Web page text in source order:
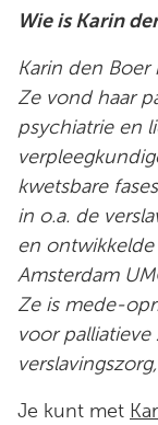
Wie is Karin
Karin den Boer
Ze vond haar
psychiatrie en
kwetsbare
in o.a. de
en
Amsterdam
Ze is mede-
voor
Je kunt met